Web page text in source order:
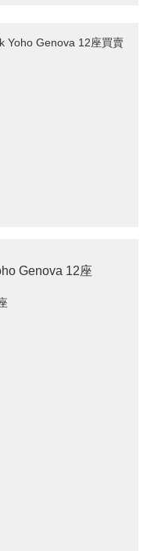
Yoho Genova 12座買賣
Genova 12座